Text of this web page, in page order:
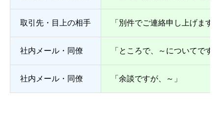
取引先・目上の相手 「別件でご連絡申し上げます
社内メール・同僚 「ところで、～についてです
社内メール・同僚 「余談ですが、～」